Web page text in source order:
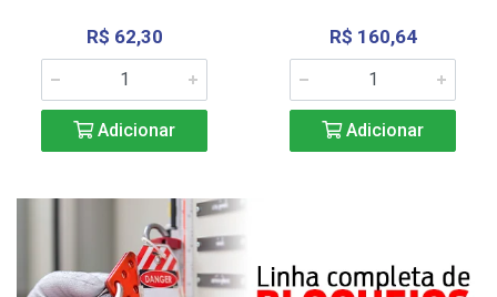
R$ 62,30
Adicionar
R$ 160,64
Adicionar